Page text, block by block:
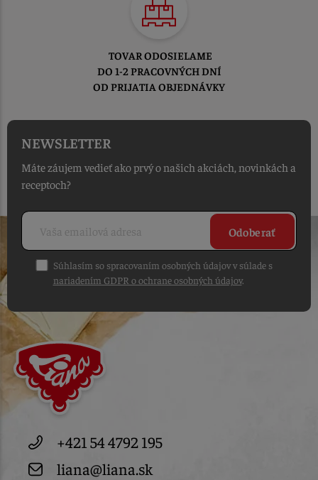
TOVAR ODOSIELAME
DO 1-2 PRACOVNÝCH DNÍ
OD PRIJATIA OBJEDNÁVKY
NEWSLETTER
Máte záujem vedieť ako prvý o našich akciách, novinkách a
receptoch?
Odoberať
Súhlasím so spracovaním osobných údajov v súlade s
nariadením GDPR o ochrane osobných údajov.
+421 54 4792 195
liana@liana.sk